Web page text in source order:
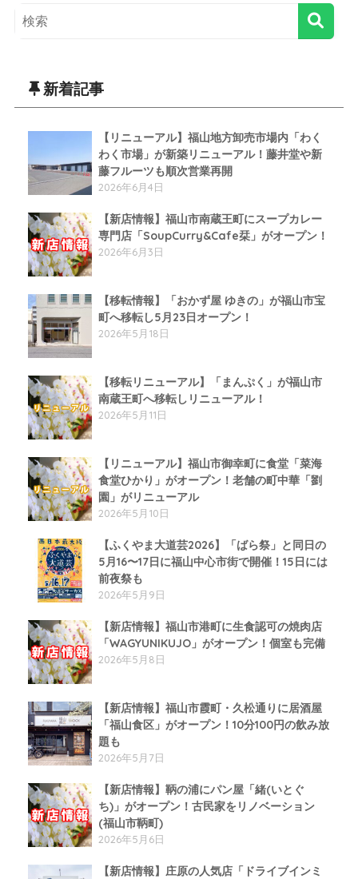
新着記事
【リニューアル】福山地方卸売市場内「わく
わく市場」が新築リニューアル！藤井堂や新
藤フルーツも順次営業再開
2026年6月4日
【新店情報】福山市南蔵王町にスープカレー
専門店「SoupCurry&Cafe栞」がオープン！
2026年6月3日
【移転情報】「おかず屋 ゆきの」が福山市宝
町へ移転し5月23日オープン！
2026年5月18日
【移転リニューアル】「まんぷく」が福山市
南蔵王町へ移転しリニューアル！
2026年5月11日
【リニューアル】福山市御幸町に食堂「菜海
食堂ひかり」がオープン！老舗の町中華「劉
園」がリニューアル
2026年5月10日
【ふくやま大道芸2026】「ばら祭」と同日の
5月16〜17日に福山中心市街で開催！15日には
前夜祭も
2026年5月9日
【新店情報】福山市港町に生食認可の焼肉店
「WAGYUNIKUJO」がオープン！個室も完備
2026年5月8日
【新店情報】福山市霞町・久松通りに居酒屋
「福山食区」がオープン！10分100円の飲み放
題も
2026年5月7日
【新店情報】鞆の浦にパン屋「緒(いとぐ
ち)」がオープン！古民家をリノベーション
(福山市鞆町)
2026年5月6日
【新店情報】庄原の人気店「ドライブインミ